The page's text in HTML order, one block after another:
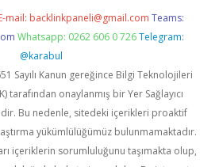
mail: backlinkpaneli@gmail.com Teams:
Whatsapp: 0262 606 0 726 Telegram:
@karabul
Sayılı Kanun gereğince Bilgi Teknolojileri
tarafından onaylanmış bir Yer Sağlayıcı
Bu nedenle, sitedeki içerikleri proaktif
yükümlülüğümüz bulunmamaktadır.
içeriklerin sorumluluğunu taşımakta olup,